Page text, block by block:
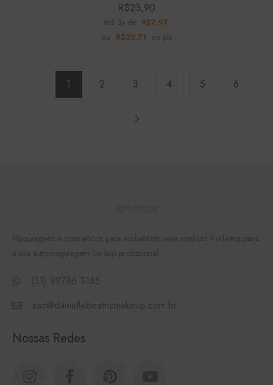
R$23,90
Até 3x de R$7,97
ou R$22,71 no pix
1 2 3 4 5 6
Maquiagens e cosméticos para embelezar seus sonhos! Perfeitos para
a sua automaquiagem ou uso profissional.
(31) 99786 3165
sac@daniellebeatrizmakeup.com.br
Nossas Redes